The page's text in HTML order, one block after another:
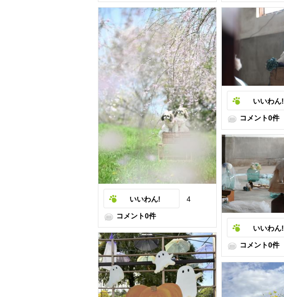
いいわん! 4
コメント0件
いいわん!
コメント0件
いいわん!
コメント0件